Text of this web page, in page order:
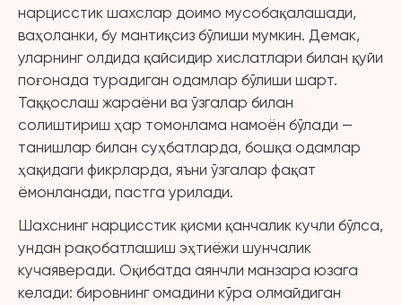
нарцисстик шахслар доимо мусобақалашади,
ваҳоланки, бу мантиқсиз бўлиши мумкин. Демак,
уларнинг олдида қайсидир хислатлари билан қуйи
поғонада турадиган одамлар бўлиши шарт.
Таққослаш жараёни ва ўзгалар билан
солиштириш ҳар томонлама намоён бўлади —
танишлар билан суҳбатларда, бошқа одамлар
ҳақидаги фикрларда, яъни ўзгалар фақат
ёмонланади, пастга урилади.
Шахснинг нарцисстик қисми қанчалик кучли бўлса,
ундан рақобатлашиш эҳтиёжи шунчалик
кучаяверади. Оқибатда аянчли манзара юзага
келади: бировнинг омадини кўра олмайдиган